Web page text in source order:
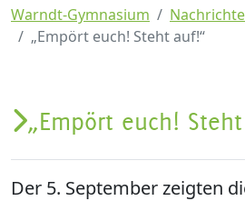
Warndt-Gymnasium
„Empört euch! Steht auf!“
„Empört euch!
Der 5. September zeigten